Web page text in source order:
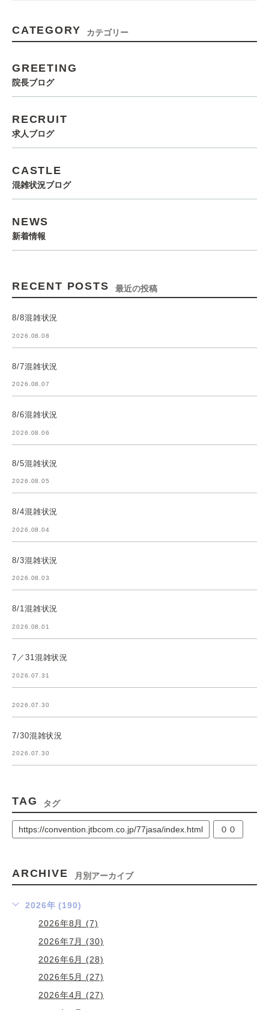
CATEGORY カテゴリー
GREETING
院長ブログ
RECRUIT
求人ブログ
CASTLE
混雑状況ブログ
NEWS
新着情報
RECENT POSTS 最近の投稿
8/8混雑状況
2026.08.08
8/7混雑状況
2026.08.07
8/6混雑状況
2026.08.06
8/5混雑状況
2026.08.05
8/4混雑状況
2026.08.04
8/3混雑状況
2026.08.03
8/1混雑状況
2026.08.01
7／31混雑状況
2026.07.31
2026.07.30
7/30混雑状況
2026.07.30
TAG タグ
https://convention.jtbcom.co.jp/77jasa/index.html ００
ARCHIVE 月別アーカイブ
2026年 (190)
2026年8月 (7)
2026年7月 (30)
2026年6月 (28)
2026年5月 (27)
2026年4月 (27)